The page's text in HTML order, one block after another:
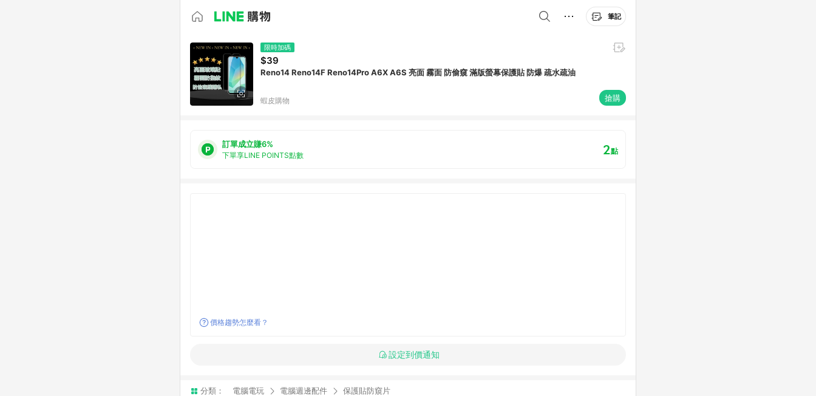
筆記
限時加碼
$39
Reno14 Reno14F Reno14Pro A6X A6S 亮面 霧面 防偷窺 滿版螢幕保護貼 防爆 疏水疏油
蝦皮購物 搶購
訂單成立賺6%
下單享LINE POINTS點數 2點
價格趨勢怎麼看？
設定到價通知
分類： 電腦電玩 電腦週邊配件 保護貼防窺片